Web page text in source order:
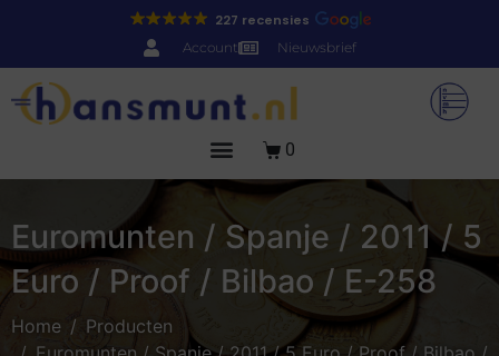
227 recensies
Account Nieuwsbrief
0
Euromunten / Spanje / 2011 / 5
Euro / Proof / Bilbao / E-258
Home
Producten